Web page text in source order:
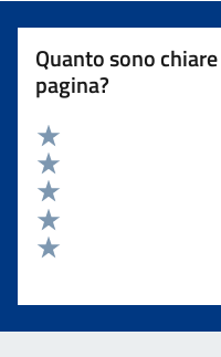
Quanto sono
pagina?
Valuta 5 stelle su 5
Valuta 4 stelle su 5
Valuta 3 stelle su 5
Valuta 2 stelle su 5